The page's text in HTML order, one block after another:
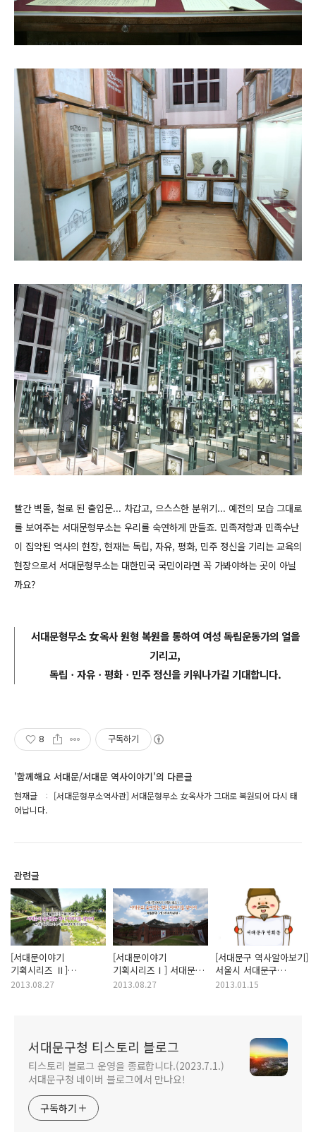
빨간 벽돌, 철로 된 출입문... 차갑고, 으스스한 분위기... 예전의 모습 그대로
를 보여주는 서대문형무소는 우리를 숙연하게 만들죠. 민족저항과 민족수난
이 집약된 역사의 현장, 현재는 독립, 자유, 평화, 민주 정신을 기리는 교육의
현장으로서 서대문형무소는 대한민국 국민이라면 꼭 가봐야하는 곳이 아닐
까요?
서대문형무소女옥사 원형 복원을 통하여 여성 독립운동가의 얼을
기리고,
독립ㆍ자유ㆍ평화ㆍ민주 정신을 키워나가길 기대합니다.
8 구독하기
'함께해요 서대문/서대문 역사이야기'의 다른글
현재글
[서대문형무소역사관] 서대문형무소 女옥사가 그대로 복원되어 다시 태
어납니다.
관련글
[서대문이야기
기획시리즈 Ⅱ]
서대문의 숨어있는 역사
2013.08.27
[서대문이야기
기획시리즈Ⅰ] 서대문의
숨어있는 역사 이야기를
2013.08.27
[서대문구 역사알아보기]
서울시 서대문구
연희동의 옛 이야기를
2013.01.15
서대문구청 티스토리 블로그
티스토리 블로그 운영을 종료합니다.(2023.7.1.)
서대문구청 네이버 블로그에서 만나요!
구독하기